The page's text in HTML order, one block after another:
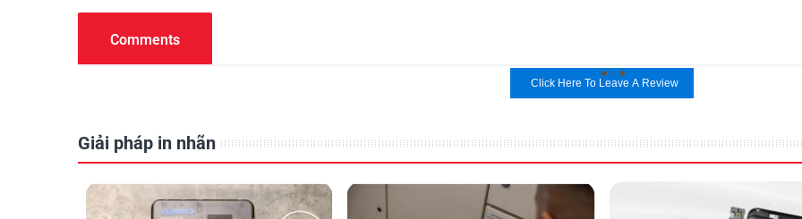
Comments
Click Here To Leave A Review
Giải pháp in nhãn